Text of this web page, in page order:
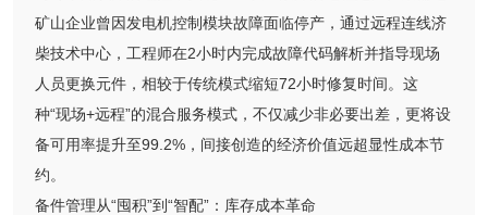
矿山企业曾因发电机控制模块故障面临停产，通过远程连线济
柴技术中心，工程师在2小时内完成故障代码解析并指导现场
人员更换元件，相较于传统模式缩短72小时修复时间。这
种“现场+远程”的混合服务模式，不仅减少非必要出差，更将设
备可用率提升至99.2%，间接创造的经济价值远超显性成本节
约。
备件管理从“囤积”到“智配”：库存成本革命